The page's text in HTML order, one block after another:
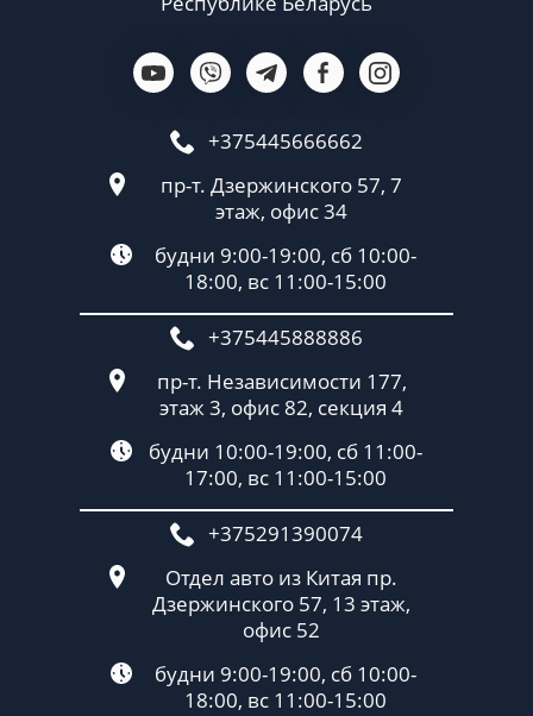
+375445666662
пр-т. Дзержинского 57, 7
этаж, офис 34
будни 9:00-19:00, сб 10:00-
18:00, вс 11:00-15:00
+375445888886
пр-т. Независимости 177,
этаж 3, офис 82, секция 4
будни 10:00-19:00, сб 11:00-
17:00, вс 11:00-15:00
+375291390074
Отдел авто из Китая пр.
Дзержинского 57, 13 этаж,
офис 52
будни 9:00-19:00, сб 10:00-
18:00, вс 11:00-15:00